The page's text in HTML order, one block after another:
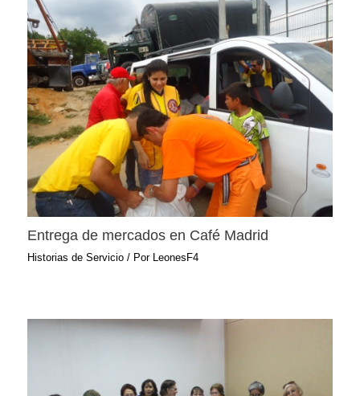
Entrega de mercados en Café Madrid
Historias de Servicio / Por LeonesF4